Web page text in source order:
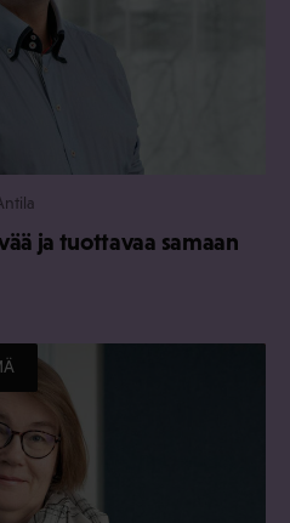
ja tuottavaa samaan